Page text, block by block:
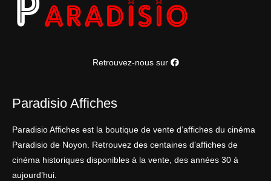
Retrouvez-nous sur
Paradisio Affiches
Paradisio Affiches est la boutique de vente d’affiches du cinéma
Paradisio de Noyon. Retrouvez des centaines d’affiches de
cinéma historiques disponibles à la vente, des années 30 à
aujourd’hui.